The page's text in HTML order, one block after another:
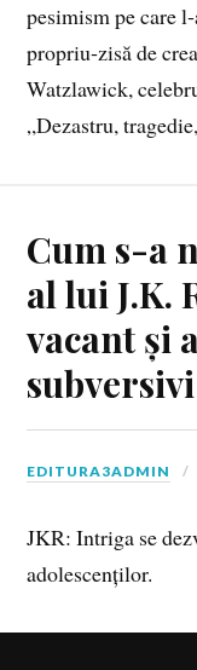
pesimism pe care
propriu‑zisă de
Watzlawick,
„Dezastru,
Cum s-a
al lui J.K.
vacant și
subversivi
EDITURA3ADMIN
JKR: Intriga se
adolescenților.